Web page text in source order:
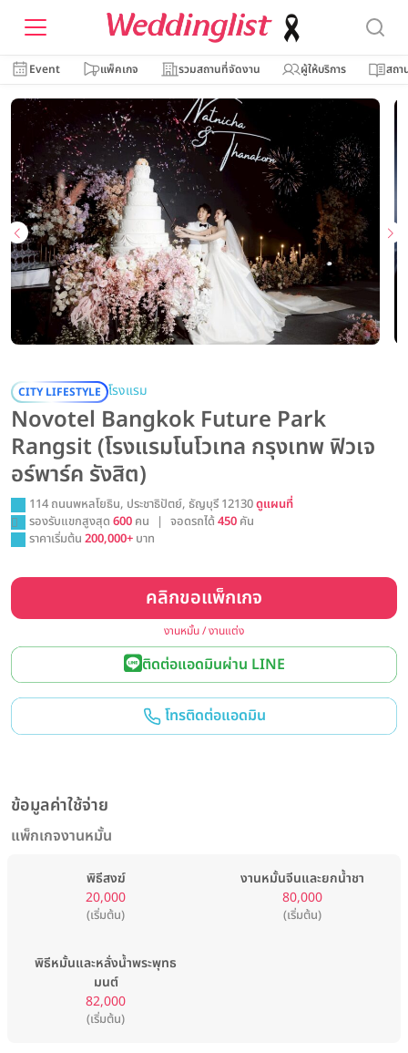
Event แพ็คเกจ รวมสถานที่จัดงาน ผู้ให้บริการ สถา
CITY LIFESTYLE โรงแรม
Novotel Bangkok Future Park
Rangsit (โรงแรมโนโวเทล กรุงเทพ ฟิวเจ
อร์พาร์ค รังสิต)
114 ถนนพหลโยธิน, ประชาธิปัตย์, ธัญบุรี 12130ดูแผนที่
รองรับแขกสูงสุด 600 คน | จอดรถได้450 คัน
ราคาเริ่มต้น 200,000+ บาท
คลิกขอแพ็กเกจ
งานหมั้น / งานแต่ง
ติดต่อแอดมินผ่าน LINE
โทรติดต่อแอดมิน
ข้อมูลค่าใช้จ่าย
แพ็กเกจงานหมั้น
พิธีสงฆ์
20,000
(เริ่มต้น)
งานหมั้นจีนและยกน้ำชา
80,000
(เริ่มต้น)
พิธีหมั้นและหลั่งน้ำพระพุทธ
มนต์
82,000
(เริ่มต้น)